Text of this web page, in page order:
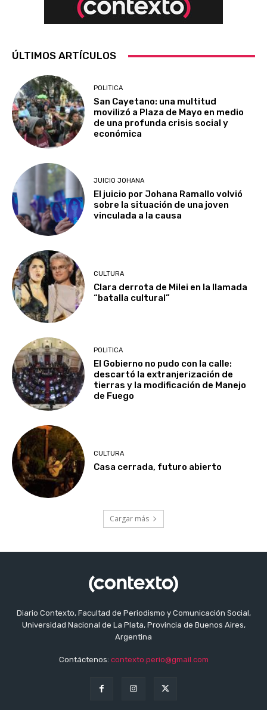
ÚLTIMOS ARTÍCULOS
POLITICA
San Cayetano: una multitud
movilizó a Plaza de Mayo en medio
de una profunda crisis social y
económica
JUICIO JOHANA
El juicio por Johana Ramallo volvió
sobre la situación de una joven
vinculada a la causa
CULTURA
Clara derrota de Milei en la llamada
“batalla cultural”
POLITICA
El Gobierno no pudo con la calle:
descartó la extranjerización de
tierras y la modificación de Manejo
de Fuego
CULTURA
Casa cerrada, futuro abierto
Cargar más
Diario Contexto, Facultad de Periodismo y Comunicación Social,
Universidad Nacional de La Plata, Provincia de Buenos Aires,
Argentina
Contáctenos: contexto.perio@gmail.com